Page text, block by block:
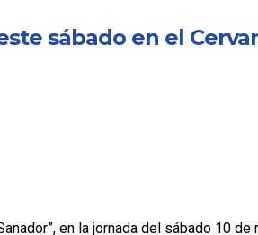
sábado en el
en la jornada del sábado 10